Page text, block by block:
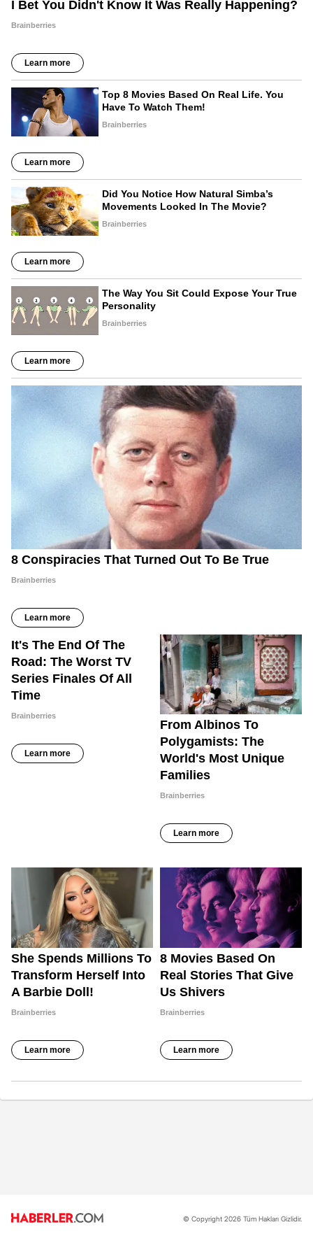
© Copyright 2026 Tüm Hakları Gizlidir.